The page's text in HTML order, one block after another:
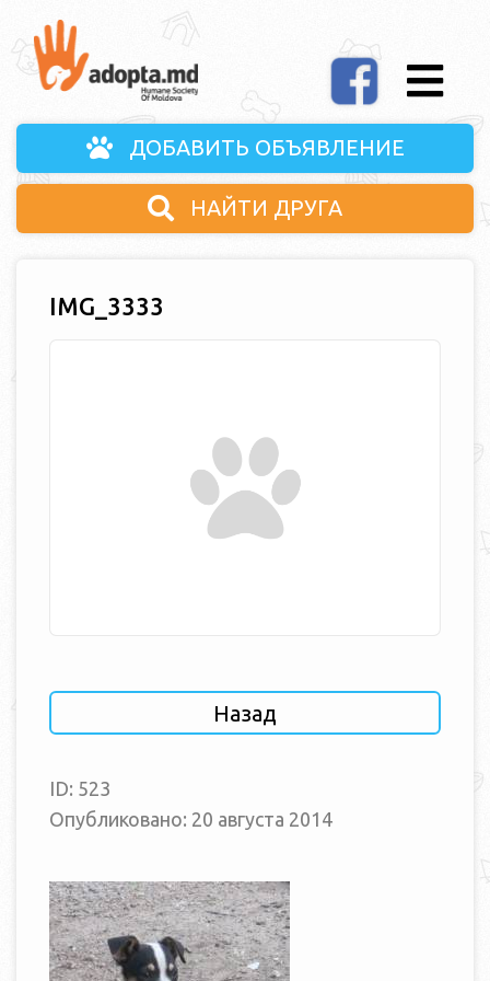
ДОБАВИТЬ ОБЪЯВЛЕНИЕ
НАЙТИ ДРУГА
IMG_3333
Назад
ID: 523
Опубликовано: 20 августа 2014